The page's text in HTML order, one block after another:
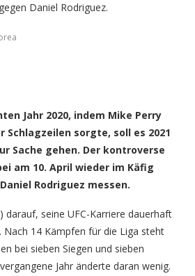
Daniel Rodriguez.
Jahr 2020, indem Mike Perry
sorgte, soll es 2021
Sache gehen. Der kontroverse
am 10. April wieder im Käfig
Rodriguez messen.
darauf, seine UFC-Karriere dauerhaft
Nach 14 Kämpfen für die Liga steht
bei sieben Siegen und sieben
Jahr änderte daran wenig.